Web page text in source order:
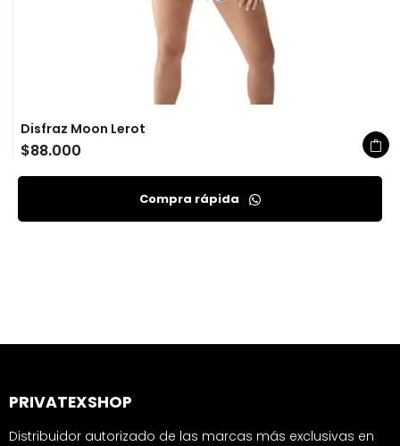
Disfraz Moon Lerot
$88.000
Compra rápida
PRIVATEXSHOP
Distribuidor autorizado de las marcas más exclusivas en